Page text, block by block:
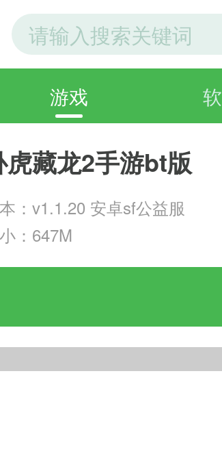
游戏
虎藏龙2手游bt版
：v1.1.20 安卓sf公益服
：647M